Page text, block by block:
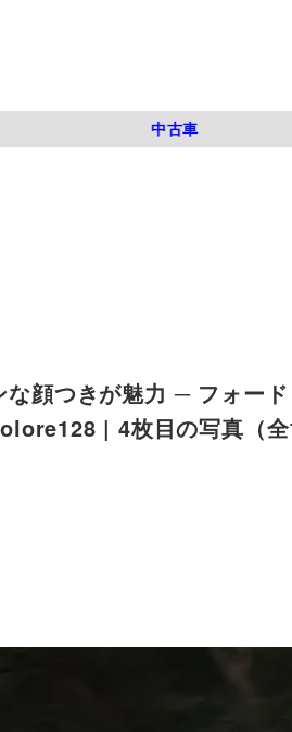
中古車
顔つきが魅力 ─ フォー
| 4枚目の写真（全